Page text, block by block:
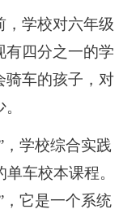
学校对六年级
有四分之一的学
骑车的孩子，对
学校综合实践
车校本课程。
，它是一个系统